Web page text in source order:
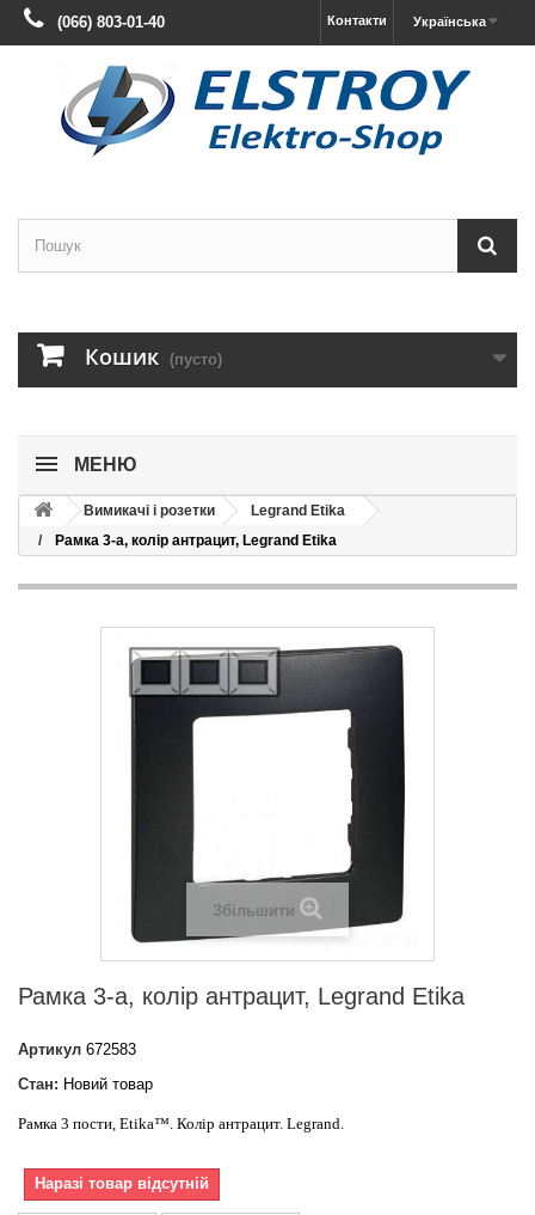
Українська
Контакти
(066) 803-01-40
Кошик (пусто)
МЕНЮ
Вимикачі і розетки
Legrand Etika
Рамка 3-а, колір антрацит, Legrand Etika
Збільшити
Рамка 3-а, колір антрацит, Legrand Etika
Артикул 672583
Стан: Новий товар
Рамка 3 пости, Etika™. Колір антрацит. Legrand.
Наразі товар відсутній